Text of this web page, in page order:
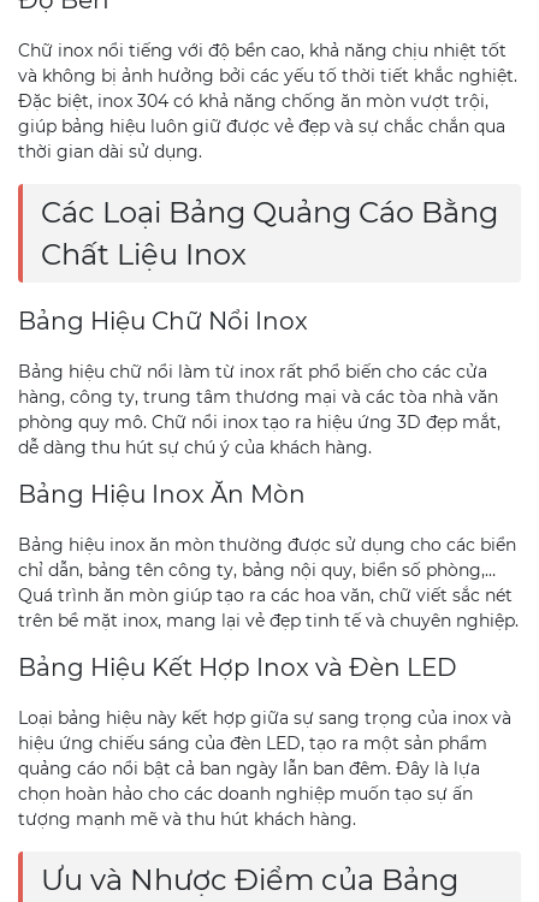
Chữ inox nổi tiếng với độ bền cao, khả năng chịu nhiệt tốt
và không bị ảnh hưởng bởi các yếu tố thời tiết khắc nghiệt.
Đặc biệt, inox 304 có khả năng chống ăn mòn vượt trội,
giúp bảng hiệu luôn giữ được vẻ đẹp và sự chắc chắn qua
thời gian dài sử dụng.
Các Loại Bảng Quảng Cáo Bằng
Chất Liệu Inox
Bảng Hiệu Chữ Nổi Inox
Bảng hiệu chữ nổi làm từ inox rất phổ biến cho các cửa
hàng, công ty, trung tâm thương mại và các tòa nhà văn
phòng quy mô. Chữ nổi inox tạo ra hiệu ứng 3D đẹp mắt,
dễ dàng thu hút sự chú ý của khách hàng.
Bảng Hiệu Inox Ăn Mòn
Bảng hiệu inox ăn mòn thường được sử dụng cho các biển
chỉ dẫn, bảng tên công ty, bảng nội quy, biển số phòng,…
Quá trình ăn mòn giúp tạo ra các hoa văn, chữ viết sắc nét
trên bề mặt inox, mang lại vẻ đẹp tinh tế và chuyên nghiệp.
Bảng Hiệu Kết Hợp Inox và Đèn LED
Loại bảng hiệu này kết hợp giữa sự sang trọng của inox và
hiệu ứng chiếu sáng của đèn LED, tạo ra một sản phẩm
quảng cáo nổi bật cả ban ngày lẫn ban đêm. Đây là lựa
chọn hoàn hảo cho các doanh nghiệp muốn tạo sự ấn
tượng mạnh mẽ và thu hút khách hàng.
Ưu và Nhược Điểm của Bảng